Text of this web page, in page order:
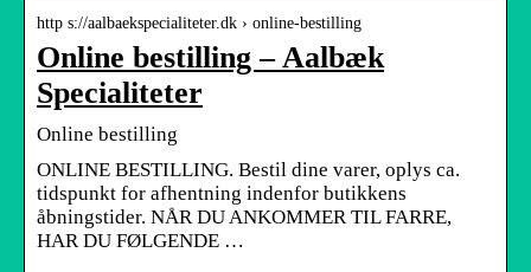
http s://aalbaekspecialiteter.dk › online-bestilling
Online bestilling – Aalbæk
Specialiteter
Online bestilling
ONLINE BESTILLING. Bestil dine varer, oplys ca.
tidspunkt for afhentning indenfor butikkens
åbningstider. NÅR DU ANKOMMER TIL FARRE,
HAR DU FØLGENDE …